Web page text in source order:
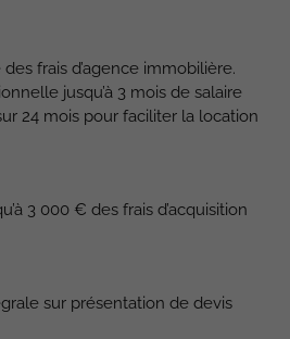
frais d’agence immobilière.
jusqu’à 3 mois de salaire
24 mois pour faciliter la location
3 000 € des frais d’acquisition
sur présentation de devis